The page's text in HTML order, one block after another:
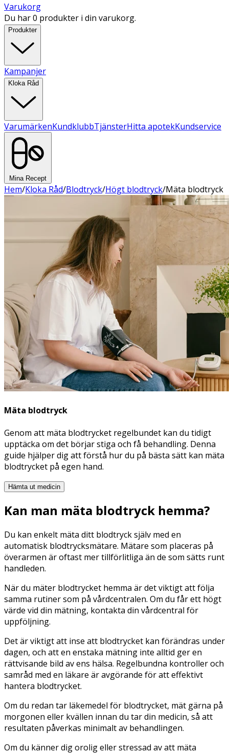
Varukorg
Du har 0 produkter i din varukorg.
Produkter
Kampanjer
Kloka Råd
VarumärkenKundklubbTjänsterHitta apotekKundservice
Mina Recept
Hem/Kloka Råd/Blodtryck/Högt blodtryck/Mäta blodtryck
Mäta blodtryck
Genom att mäta blodtrycket regelbundet kan du tidigt
upptäcka om det börjar stiga och få behandling. Denna
guide hjälper dig att förstå hur du på bästa sätt kan mäta
blodtrycket på egen hand.
Hämta ut medicin
Kan man mäta blodtryck hemma?
Du kan enkelt mäta ditt blodtryck själv med en
automatisk blodtrycksmätare. Mätare som placeras på
överarmen är oftast mer tillförlitliga än de som sätts runt
handleden.
När du mäter blodtrycket hemma är det viktigt att följa
samma rutiner som på vårdcentralen. Om du får ett högt
värde vid din mätning, kontakta din vårdcentral för
uppföljning.
Det är viktigt att inse att blodtrycket kan förändras under
dagen, och att en enstaka mätning inte alltid ger en
rättvisande bild av ens hälsa. Regelbundna kontroller och
samråd med en läkare är avgörande för att effektivt
hantera blodtrycket.
Om du redan tar läkemedel för blodtrycket, mät gärna på
morgonen eller kvällen innan du tar din medicin, så att
resultaten påverkas minimalt av behandlingen.
Om du känner dig orolig eller stressad av att mäta